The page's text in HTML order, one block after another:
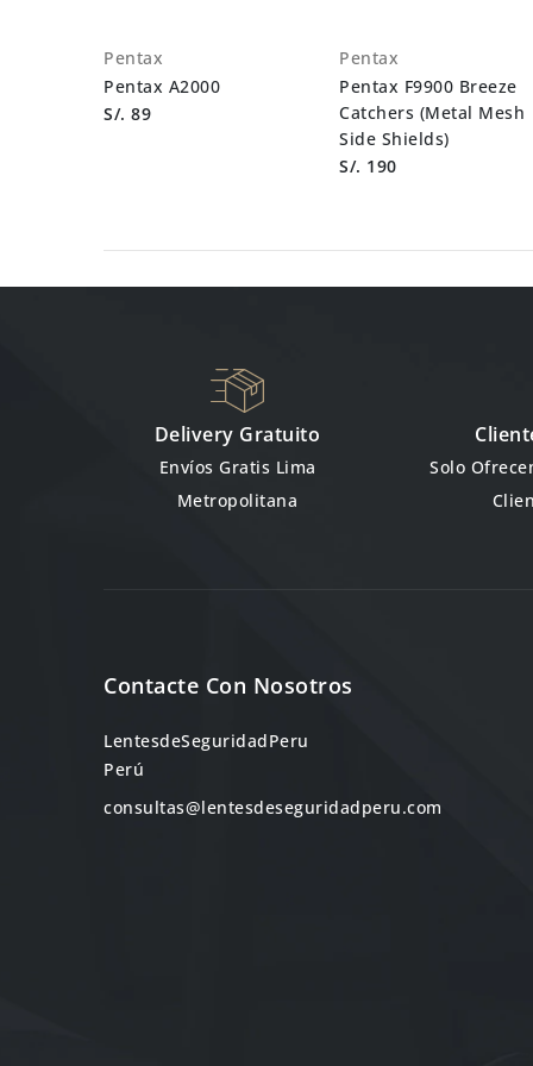
Pentax
Pentax A2000
S/. 89
Pentax
Pentax F9900 Breeze
Catchers (Metal Mesh
Side Shields)
S/. 190
Delivery Gratuito
Envíos Gratis Lima
Metropolitana
Solo
Contacte Con Nosotros
LentesdeSeguridadPeru
Perú
consultas@lentesdeseguridadperu.com